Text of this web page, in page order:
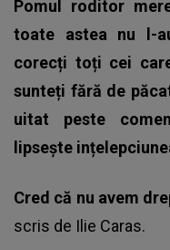
Pomul roditor
toate astea nu l-
corecți toți cei
sunteți fără de
uitat peste
lipsește
Cred că nu avem
scris de Ilie Caras.